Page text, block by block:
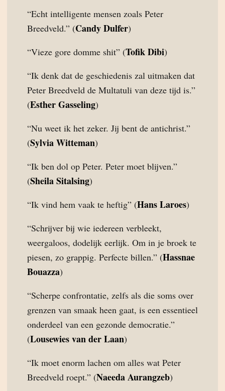
“Echt intelligente mensen zoals Peter
Breedveld.” (Candy Dulfer)
“Vieze gore domme shit” (Tofik Dibi)
“Ik denk dat de geschiedenis zal uitmaken dat
Peter Breedveld de Multatuli van deze tijd is.”
(Esther Gasseling)
“Nu weet ik het zeker. Jij bent de antichrist.”
(Sylvia Witteman)
“Ik ben dol op Peter. Peter moet blijven.”
(Sheila Sitalsing)
“Ik vind hem vaak te heftig” (Hans Laroes)
“Schrijver bij wie iedereen verbleekt,
weergaloos, dodelijk eerlijk. Om in je broek te
piesen, zo grappig. Perfecte billen.” (Hassnae
Bouazza)
“Scherpe confrontatie, zelfs als die soms over
grenzen van smaak heen gaat, is een essentieel
onderdeel van een gezonde democratie.”
(Lousewies van der Laan)
“Ik moet enorm lachen om alles wat Peter
Breedveld roept.” (Naeeda Aurangzeb)